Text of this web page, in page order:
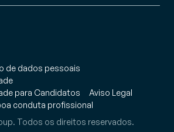
de dados pessoais
para Candidatos
Aviso Legal
conduta profissional
Todos os direitos reservados.